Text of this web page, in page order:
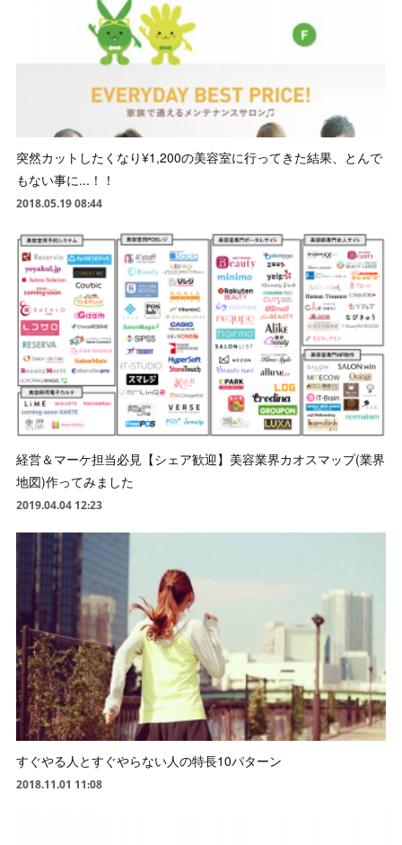
突然カットしたくなり¥1,200の美容室に行ってきた結果、とんで
もない事に...！！
2018.05.19 08:44
経営＆マーケ担当必見【シェア歓迎】美容業界カオスマップ(業界
地図)作ってみました
2019.04.04 12:23
すぐやる人とすぐやらない人の特長10パターン
2018.11.01 11:08